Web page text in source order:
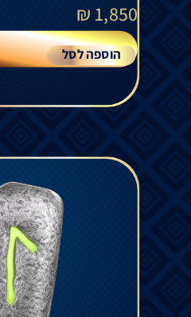
1,850
₪
הוספה לסל